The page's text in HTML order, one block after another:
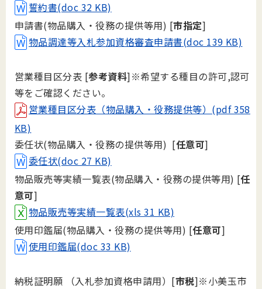
誓約書(doc 32 KB)
申請書(物品購入・役務の提供等用) [市指定]
物品調達等入札参加資格審査申請書(doc 139 KB)
営業種目区分表 [参考資料]※希望する種目の許可,認可
等をご確認ください。
営業種目区分表（物品購入・役務提供等）(pdf 358
KB)
委任状(物品購入・役務の提供等用) [任意可]
委任状(doc 27 KB)
物品販売等実績一覧表(物品購入・役務の提供等用) [任
意可]
物品販売等実績一覧表(xls 31 KB)
使用印鑑届(物品購入・役務の提供等用) [任意可]
使用印鑑届(doc 33 KB)
納税証明願 （入札参加資格申請用）[市税]※小美玉市